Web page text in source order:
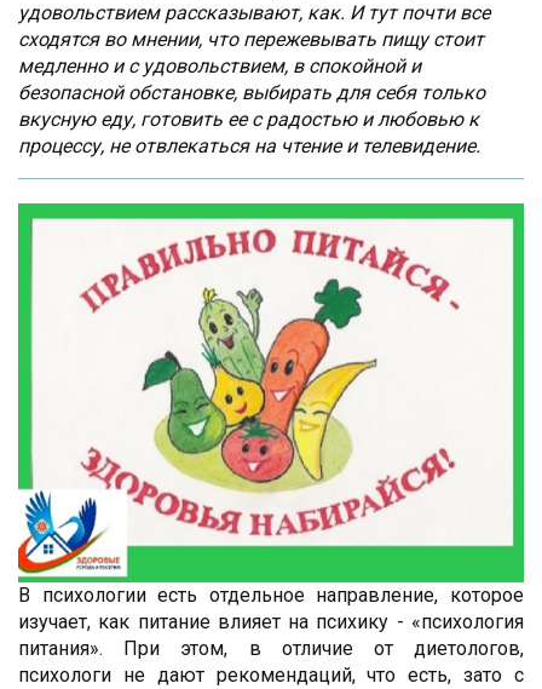
удовольствием рассказывают, как. И тут почти все
сходятся во мнении, что пережевывать пищу стоит
медленно и с удовольствием, в спокойной и
безопасной обстановке, выбирать для себя только
вкусную еду, готовить ее с радостью и любовью к
процессу, не отвлекаться на чтение и телевидение.
В психологии есть отдельное направление, которое
изучает, как питание влияет на психику - «психология
питания». При этом, в отличие от диетологов,
психологи не дают рекомендаций, что есть, зато с